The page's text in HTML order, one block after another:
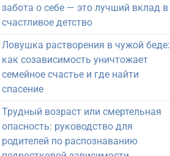
забота о себе — это лучший вклад в
счастливое детство
Ловушка растворения в чужой беде:
как созависимость уничтожает
семейное счастье и где найти
спасение
Трудный возраст или смертельная
опасность: руководство для
родителей по распознаванию